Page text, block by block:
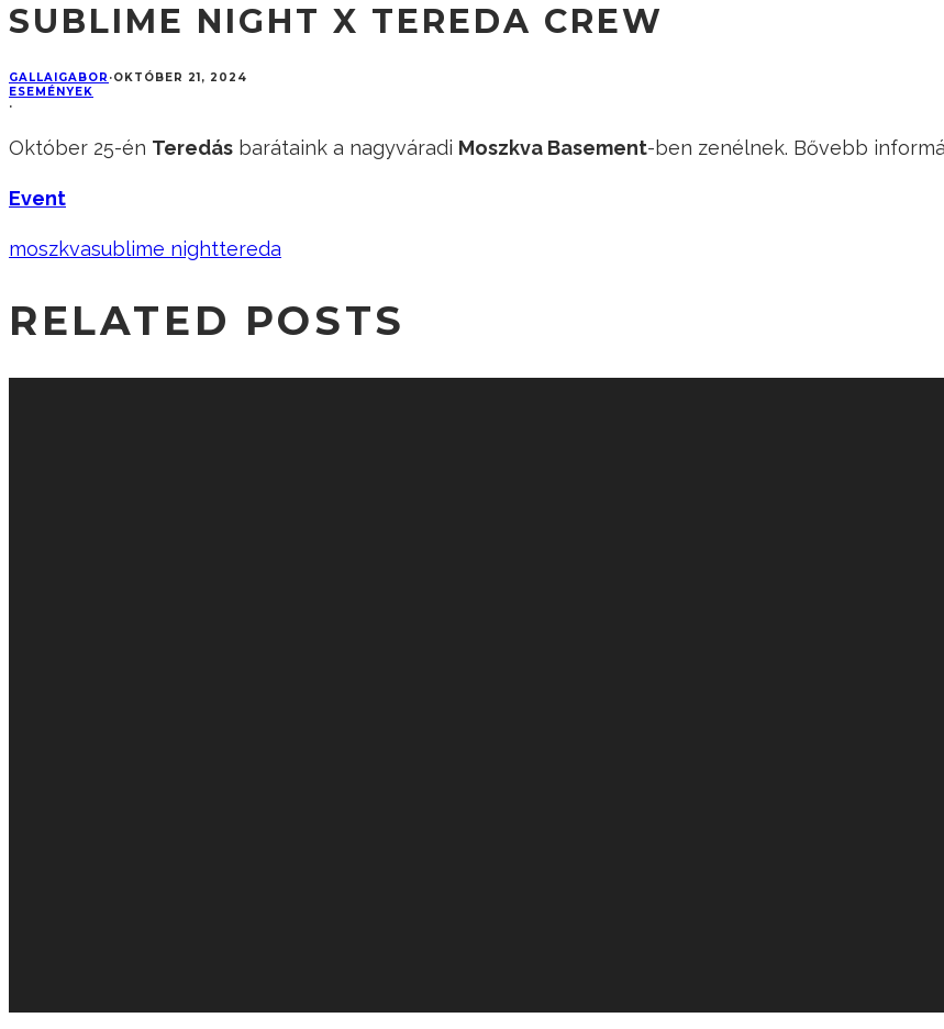
SUBLIME NIGHT X TEREDA CREW
GALLAIGABOR ·OKTÓBER 21, 2024
ESEMÉNYEK
·
Október 25-én Teredás barátaink a nagyváradi Moszkva Basement-ben zenélnek. Bővebb
Event
moszkvasublime nighttereda
RELATED POSTS